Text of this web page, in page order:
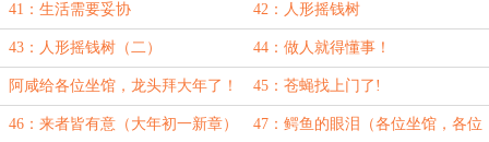
41：生活需要妥协 42：人形摇钱树
43：人形摇钱树（二） 44：做人就得懂事！
阿咸给各位坐馆，龙头拜大年了！ 45：苍蝇找上门了!
46：来者皆有意（大年初一新章） 47：鳄鱼的眼泪（各位坐馆，各位